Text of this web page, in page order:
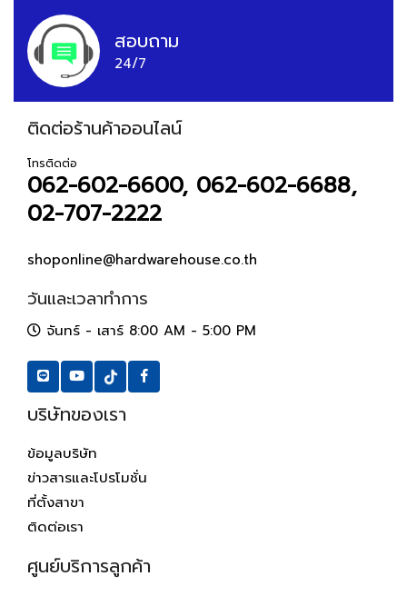
สอบถาม
24/7
ติดต่อร้านค้าออนไลน์
โทรติดต่อ
062-602-6600, 062-602-6688,
02-707-2222
shoponline@hardwarehouse.co.th
วันและเวลาทำการ
จันทร์ - เสาร์ 8:00 AM - 5:00 PM
บริษัทของเรา
ข้อมูลบริษัท
ข่าวสารและโปรโมชั่น
ที่ตั้งสาขา
ติดต่อเรา
ศูนย์บริการลูกค้า